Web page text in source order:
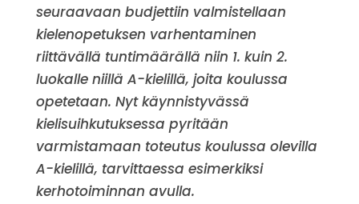
seuraavaan budjettiin valmistellaan
kielenopetuksen varhentaminen
riittävällä tuntimäärällä niin 1. kuin 2.
luokalle niillä A-kielillä, joita koulussa
opetetaan. Nyt käynnistyvässä
kielisuihkutuksessa pyritään
varmistamaan toteutus koulussa olevilla
A-kielillä, tarvittaessa esimerkiksi
kerhotoiminnan avulla.